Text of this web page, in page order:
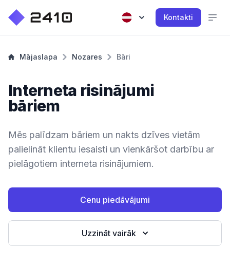
Kontakti
Mājaslapa Nozares Bāri
Interneta risinājumi
bāriem
Mēs palīdzam bāriem un nakts dzīves vietām
palielināt klientu iesaisti un vienkāršot darbību ar
pielāgotiem interneta risinājumiem.
Cenu piedāvājumi
Uzzināt vairāk